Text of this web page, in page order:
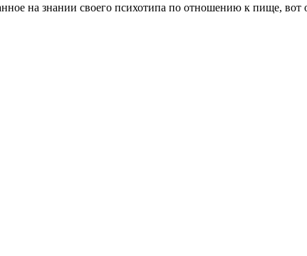
на знании своего психотипа по отношению к пище,